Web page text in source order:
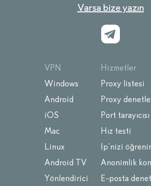
Varsa bize yazın
VPN
Windows
Android
iOS
Mac
Linux
Android TV
Yönlendirici
Hizmetler
Proxy listesi
Proxy
Port tarayıcısı
Hız testi
Ip’nizi
Anonimlik
E-posta